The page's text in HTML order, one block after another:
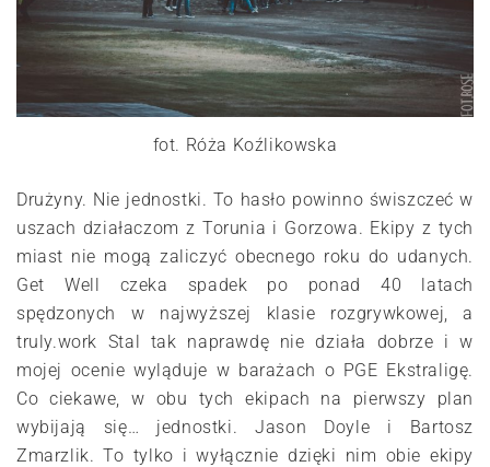
fot. Róża Koźlikowska
Drużyny. Nie jednostki. To hasło powinno świszczeć w
uszach działaczom z Torunia i Gorzowa. Ekipy z tych
miast nie mogą zaliczyć obecnego roku do udanych.
Get Well czeka spadek po ponad 40 latach
spędzonych w najwyższej klasie rozgrywkowej, a
truly.work Stal tak naprawdę nie działa dobrze i w
mojej ocenie wyląduje w barażach o PGE Ekstraligę.
Co ciekawe, w obu tych ekipach na pierwszy plan
wybijają się… jednostki. Jason Doyle i Bartosz
Zmarzlik. To tylko i wyłącznie dzięki nim obie ekipy